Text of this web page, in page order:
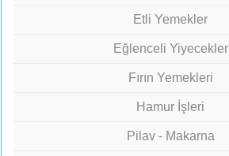
Etli Yemekler
Eğlenceli Yiyecekler
Fırın Yemekleri
Hamur İşleri
Pilav - Makarna